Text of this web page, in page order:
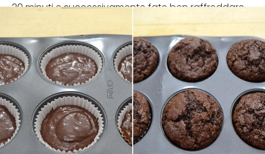
20 minuti e successivamente fate ben raffreddare.